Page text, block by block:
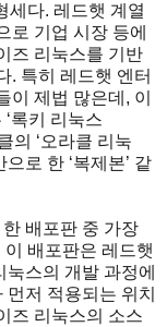
세다. 레드햇 계열
로 기업 시장 등에
즈 리눅스를 기반
. 특히 레드햇 엔터
이 제법 많은데, 이
록키 리눅스
의 ‘오라클 리눅
로 한 ‘복제본’ 같
배포판 중 가장
이 배포판은 레드햇
스의 개발 과정에
저 적용되는 위치
즈 리눅스의 소스